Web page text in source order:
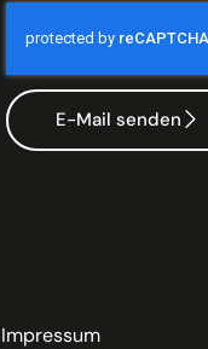
E-Mail senden
Impressum